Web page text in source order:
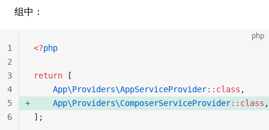
组中：
php
<?php
return [
    App\Providers\AppServiceProvider
::class ,
    App\Providers\ComposerServiceProvider
::class
];
1
2
3
4
5
6